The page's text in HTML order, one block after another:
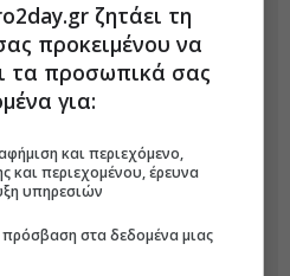
ζητάει τη
προκειμένου να
τα προσωπικά σας
για:
και περιεχόμενο,
και περιεχομένου, έρευνα
υπηρεσιών
στα δεδομένα μιας